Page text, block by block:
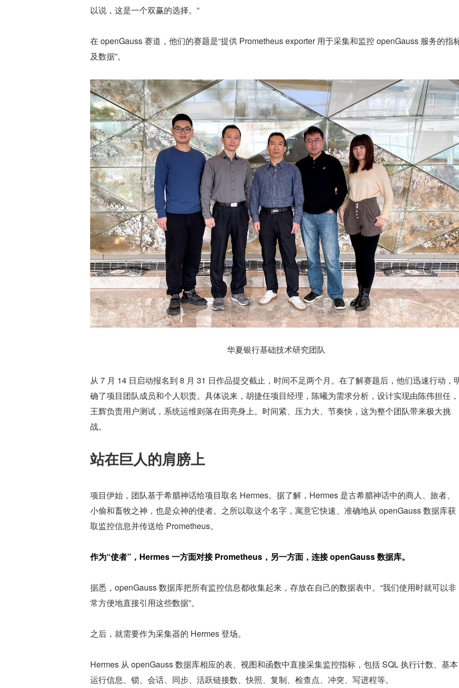
以说，这是一个双赢的选择。”
在 openGauss 赛道，他们的赛题是“提供 Prometheus exporter 用于采集和监控 openGauss 服务的指
及数据”。
华夏银行基础技术研究团队
从 7 月 14 日启动报名到 8 月 31 日作品提交截止，时间不足两个月。在了解赛题后，他们迅速行动，
确了项目团队成员和个人职责。具体说来，胡捷任项目经理，陈曦为需求分析，设计实现由陈伟担任，
王辉负责用户测试，系统运维则落在田亮身上。时间紧、压力大、节奏快，这为整个团队带来极大挑
战。
站在巨人的肩膀上
项目伊始，团队基于希腊神话给项目取名 Hermes。据了解，Hermes 是古希腊神话中的商人、旅者、
小偷和畜牧之神，也是众神的使者。之所以取这个名字，寓意它快速、准确地从 openGauss 数据库获
取监控信息并传送给 Prometheus。
作为“使者”，Hermes 一方面对接 Prometheus，另一方面，连接 openGauss 数据库。
据悉，openGauss 数据库把所有监控信息都收集起来，存放在自己的数据表中。“我们使用时就可以非
常方便地直接引用这些数据”。
之后，就需要作为采集器的 Hermes 登场。
Hermes 从 openGauss 数据库相应的表、视图和函数中直接采集监控指标，包括 SQL 执行计数、基本
运行信息、锁、会话、同步、活跃链接数、快照、复制、检查点、冲突、写进程等。